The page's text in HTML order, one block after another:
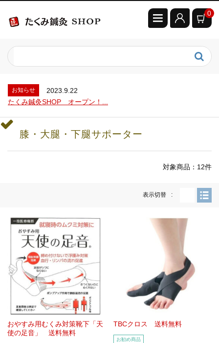
0
たくみ鍼灸SHOP オープン！...
お知らせ
2024.7.5
お知らせ
2023.9.22
たくみ鍼灸SHOP オープン！...
むくみ対策レッグサポーター...
お知らせ
2023.9.22
膝・大腿・下腿サポーター
対象商品：12件
表示切替
おやすみ用むくみ対策靴下「天
使の足音」 送料無料
TBCクロス 送料無料
お勧め商品